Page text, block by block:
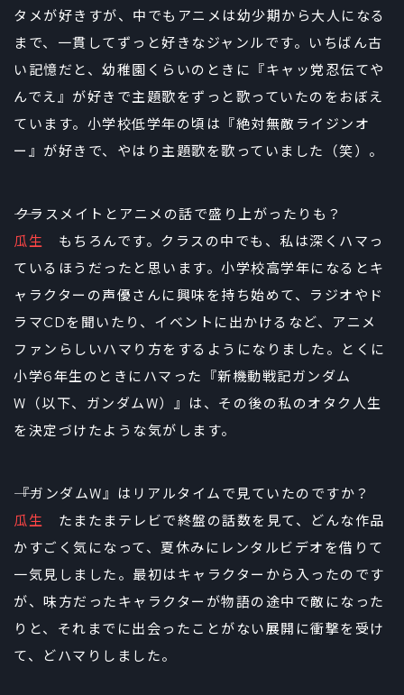
タメが好きすが、中でもアニメは幼少期から大人になる
まで、一貫してずっと好きなジャンルです。いちばん古
い記憶だと、幼稚園くらいのときに『キャッ党忍伝てや
んでえ』が好きで主題歌をずっと歌っていたのをおぼえ
ています。小学校低学年の頃は『絶対無敵ライジンオ
ー』が好きで、やはり主題歌を歌っていました（笑）。
――クラスメイトとアニメの話で盛り上がったりも？
瓜生 もちろんです。クラスの中でも、私は深くハマっ
ているほうだったと思います。小学校高学年になるとキ
ャラクターの声優さんに興味を持ち始めて、ラジオやド
ラマCDを聞いたり、イベントに出かけるなど、アニメ
ファンらしいハマり方をするようになりました。とくに
小学6年生のときにハマった『新機動戦記ガンダム
W（以下、ガンダムW）』は、その後の私のオタク人生
を決定づけたような気がします。
――『ガンダムW』はリアルタイムで見ていたのですか？
瓜生 たまたまテレビで終盤の話数を見て、どんな作品
かすごく気になって、夏休みにレンタルビデオを借りて
一気見しました。最初はキャラクターから入ったのです
が、味方だったキャラクターが物語の途中で敵になった
りと、それまでに出会ったことがない展開に衝撃を受け
て、どハマりしました。